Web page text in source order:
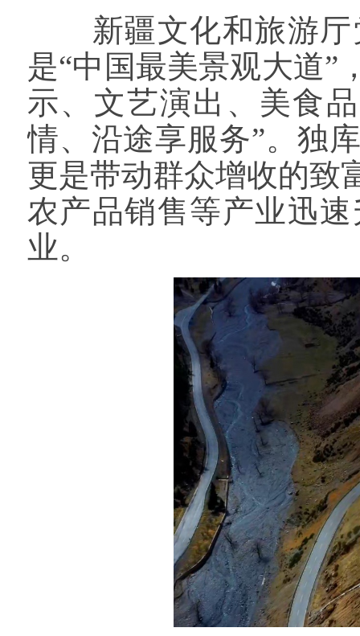
新疆文化和旅游厅
是“中国最美景观大道”
示、文艺演出、美食
情、沿途享服务”。独
更是带动群众增收的致
农产品销售等产业迅
业。